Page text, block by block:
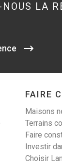
LA
FAIRE
Maisons
Terrains
Faire
Investir
Choisir